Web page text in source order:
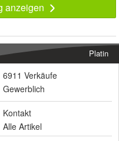
anzeigen
Platin
6911 Verkäufe
Gewerblich
Kontakt
Alle Artikel